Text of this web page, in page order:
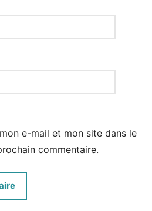
e-mail et mon site dans le
commentaire.